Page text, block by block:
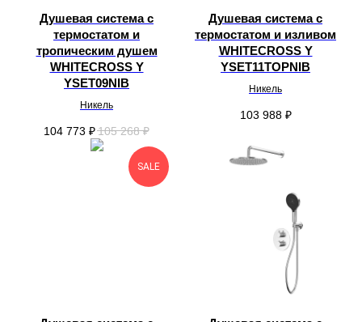
Душевая система с
термостатом и
тропическим душем
WHITECROSS Y
YSET09NIB
Никель
104 773 ₽105 268 ₽
Душевая система с
термостатом и изливом
WHITECROSS Y
YSET11TOPNIB
Никель
103 988 ₽
SALE